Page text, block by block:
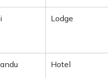
Lodge
Hotel